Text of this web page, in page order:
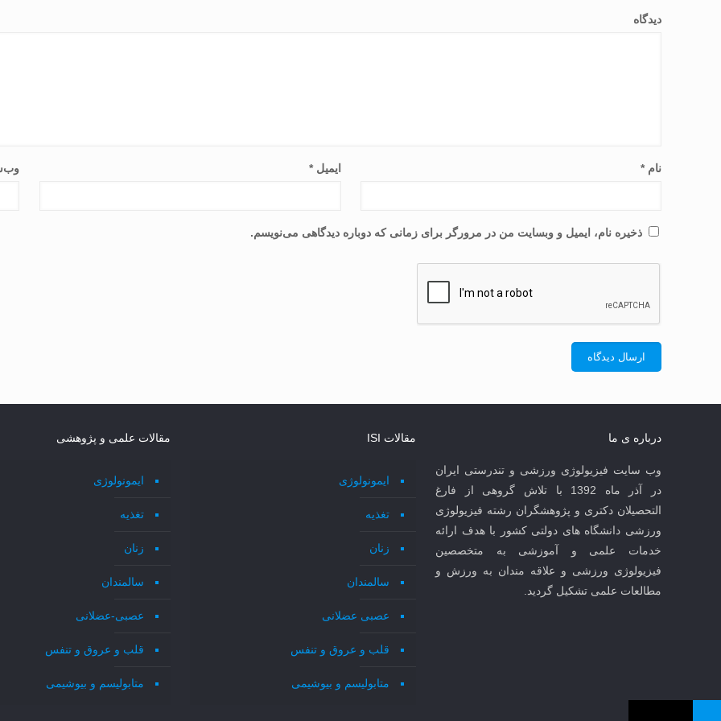
دیدگاه
نام* ایمیل*
ذخیره نام، ایمیل و وبسایت من در مرورگر برای زمانی که دوباره دیدگاهی می‌نویسم.
درباره ی ما
وب سایت فیزیولوژی ورزشی و تندرستی ایران
در آذر ماه 1392 با تلاش گروهی از فارغ
التحصیلان دکتری و پژوهشگران رشته فیزیولوژی
ورزشی دانشگاه های دولتی کشور با هدف ارائه
خدمات علمی و آموزشی به متخصصین
فیزیولوژی ورزشی و علاقه مندان به ورزش و
مطالعات علمی تشکیل گردید.
مقالات ISI
ایمونولوژی
تغذیه
زنان
سالمندان
عصبی عضلانی
قلب و عروق و تنفس
متابولیسم و بیوشیمی
مقالات علمی و پژوهشی
ایمونولوژی
تغذیه
زنان
سالمندان
عصبی-عضلانی
قلب و عروق و تنفس
متابولیسم و بیوشیمی